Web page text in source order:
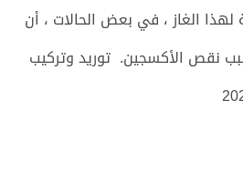
لهذا الغاز ، في بعض الحالات ، أن
نقص الأكسجين. توريد وتركيب